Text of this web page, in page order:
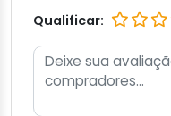
Qualificar: